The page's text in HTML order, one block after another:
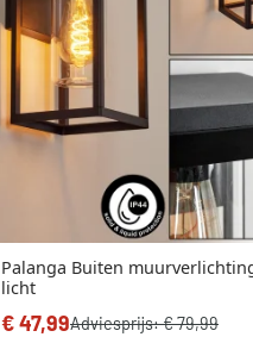
Palanga Buiten
licht
€ 47,99Adviesprijs:€ 79,99